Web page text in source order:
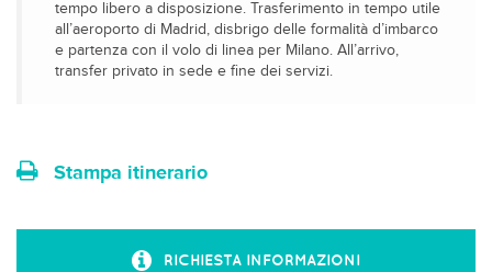
tempo libero a disposizione. Trasferimento in tempo utile
all’aeroporto di Madrid, disbrigo delle formalità d’imbarco
e partenza con il volo di linea per Milano. All’arrivo,
transfer privato in sede e fine dei servizi.
Stampa itinerario
RICHIESTA INFORMAZIONI